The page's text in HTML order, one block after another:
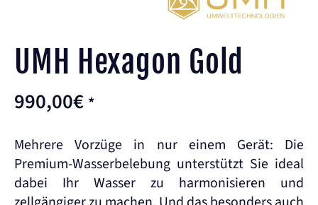
UMH Hexagon Gold
990,00€ *
Mehrere Vorzüge in nur einem Gerät: Die
Premium-Wasserbelebung unterstützt Sie ideal
dabei Ihr Wasser zu harmonisieren und